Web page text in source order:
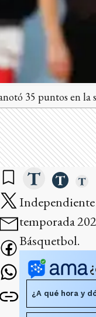
35 puntos en la
Independiente
temporada
Básquetbol.
¿A qué hora y